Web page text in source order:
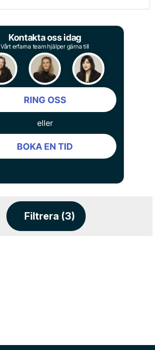
Kontakta oss idag
Vårt erfarna team hjälper gärna till
RING OSS
eller
BOKA EN TID
Filtrera (3)